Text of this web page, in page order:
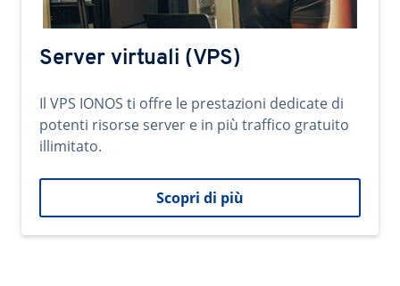
Server virtuali (VPS)
Il VPS IONOS ti offre le prestazioni dedicate di
potenti risorse server e in più traffico gratuito
illimitato.
Scopri di più